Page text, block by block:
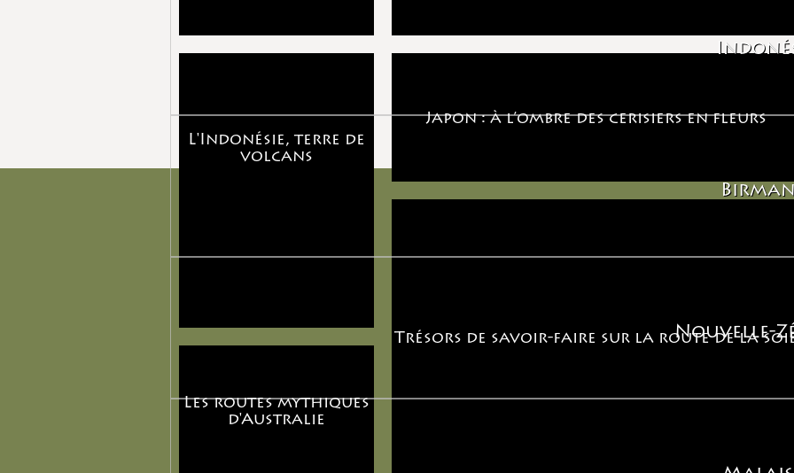
Nouvelle-
différents pays d’Asie, Asia privilégie l’emploi et la
Il nous semble important de nous engager pour
L'Indonésie, terre de
volcans
Les routes mythiques
d'Australie
Japon : à l’ombre des cerisiers en fleurs
Trésors de savoir-faire sur la route de la